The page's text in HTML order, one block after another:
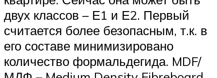
двух классов – Е1 и Е2. Первый
считается более безопасным, т.к. в
его составе минимизировано
количество формальдегида. MDF/